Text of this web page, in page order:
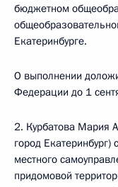
бюджетном
Екатеринбурге.
О выполнении
Федерации до 1
2. Курбатова Мария
город
местного
придомовой